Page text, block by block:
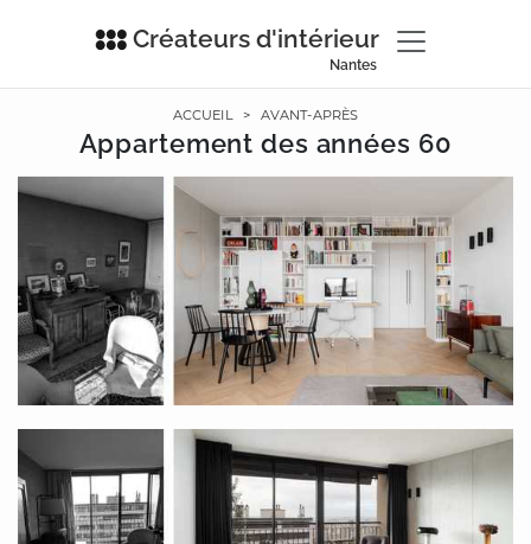
Créateurs d'intérieur
Nantes
ACCUEIL > AVANT-APRÈS
Appartement des années 60